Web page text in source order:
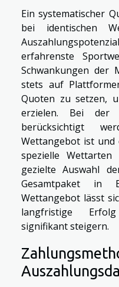
Ein systematischer
bei identischen
erfahrenste
Schwankungen der
stets auf
Quoten zu setzen,
erzielen. Bei der
berücksichtigt
Wettangebot ist und
spezielle
gezielte Auswahl
Gesamtpaket in
Wettangebot lässt
langfristige
signifikant steigern.